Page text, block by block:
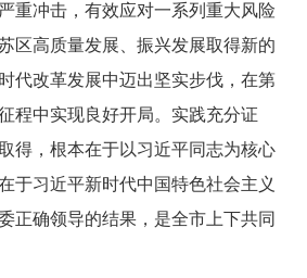
重冲击，有效应对一系列重大风险
区高质量发展、振兴发展取得新的
代改革发展中迈出坚实步伐，在第
程中实现良好开局。实践充分证
得，根本在于以习近平同志为核心
于习近平新时代中国特色社会主义
正确领导的结果，是全市上下共同